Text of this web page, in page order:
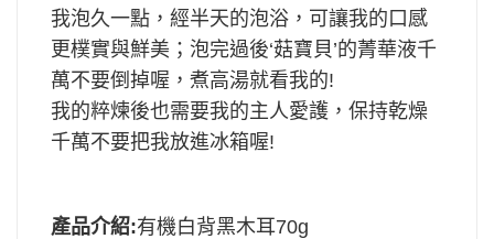
我泡久一點，經半天的泡浴，可讓我的口感
更樸實與鮮美；泡完過後‘菇寶貝’的菁華液千
萬不要倒掉喔，煮高湯就看我的!
我的粹煉後也需要我的主人愛護，保持乾燥
千萬不要把我放進冰箱喔!
產品介紹:有機白背黑木耳70g